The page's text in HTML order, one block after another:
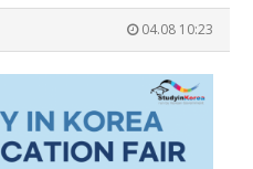
04.08 10:23